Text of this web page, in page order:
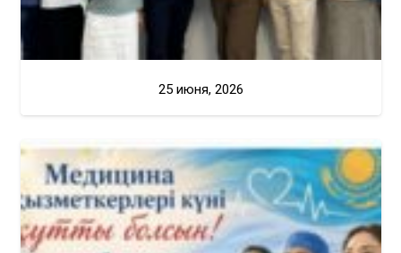
25 июня, 2026